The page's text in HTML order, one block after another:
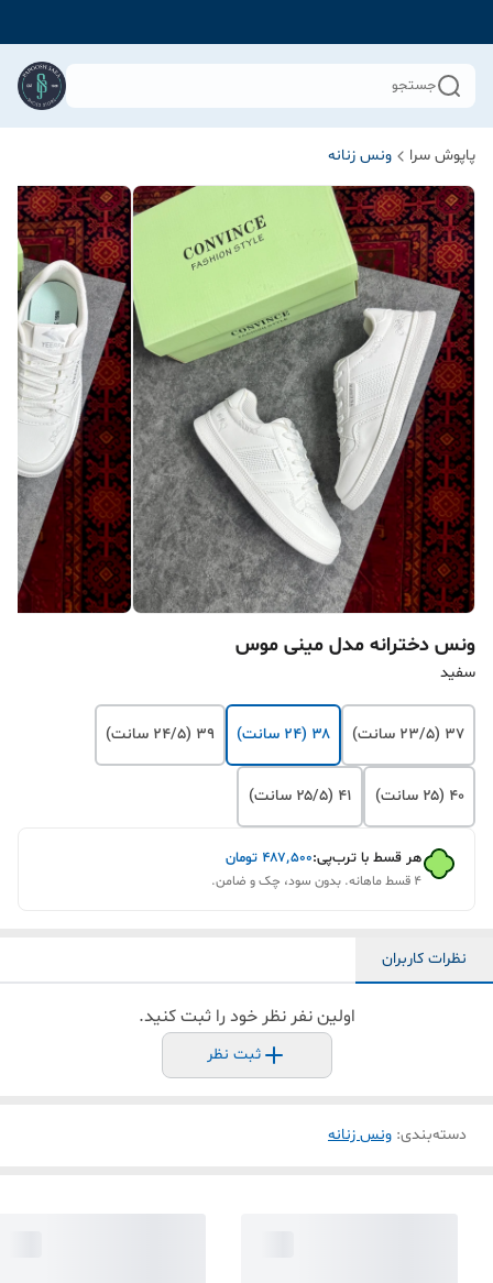
جستجو
پاپوش سرا ونس زنانه
ونس دخترانه مدل مینی موس
سفید
۳۷ (۲۳/۵ سانت) ۳۸ (۲۴ سانت) ۳۹ (۲۴/۵ سانت)
۴۰ (۲۵ سانت) ۴۱ (۲۵/۵ سانت)
هر قسط با ترب‌پی:۴۸۷٬۵۰۰ تومان
۴ قسط ماهانه. بدون سود، چک و ضامن.
نظرات کاربران
اولین نفر نظر خود را ثبت کنید.
ثبت نظر
دسته‌بندی: ونس زنانه